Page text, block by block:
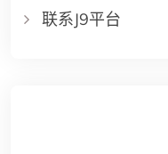
联系J9平台